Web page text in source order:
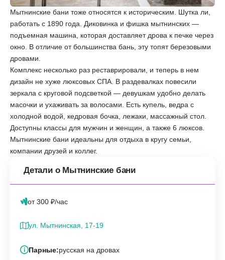
Мытнинские бани тоже относятся к историческим. Шутка ли,
работать с 1890 года. Диковинка и фишка мытнинских —
подъемная машина, которая доставляет дрова к печке через
окно. В отличие от большинства бань, эту топят березовыми
дровами.
Комплекс несколько раз реставрировали, и теперь в нем
дизайн не хуже люксовых СПА. В раздевалках повесили
зеркала с круговой подсветкой — девушкам удобно делать
масочки и ухаживать за волосами. Есть купель, ведра с
холодной водой, кедровая бочка, лежаки, массажный стол.
Доступны классы для мужчин и женщин, а также 6 люксов.
Мытнинские бани идеальны для отдыха в кругу семьи,
компании друзей и коллег.
Детали о Мытнинские бани
от 300 ₽/час
ул. Мытнинская, 17-19
Парные:русская на дровах